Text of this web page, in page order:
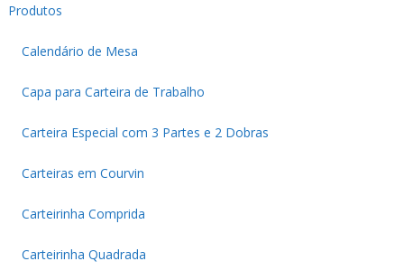
Produtos
Calendário de Mesa
Capa para Carteira de Trabalho
Carteira Especial com 3 Partes e 2 Dobras
Carteiras em Courvin
Carteirinha Comprida
Carteirinha Quadrada